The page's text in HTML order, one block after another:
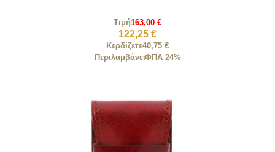
Τιμή163,00 €
122,25 €
Κερδίζετε40,75 €
ΠεριλαμβάνειΦΠΑ 24%